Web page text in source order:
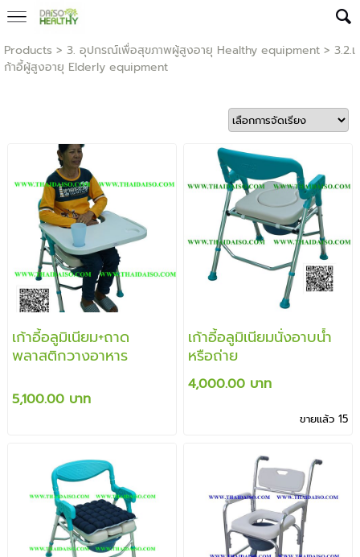
Products > 3. อุปกรณ์เพื่อสุขภาพผู้สูงอายุ Healthy equipment> 3.2.เ
ก้าอี้ผู้สูงอายุ Elderly equipment
เก้าอี้อลูมิเนียม+ถาด
พลาสติกวางอาหาร
5,100.00 บาท
เก้าอี้อลูมิเนียมนั่งอาบน้ำ
หรือถ่าย
4,000.00 บาท
ขายแล้ว 15